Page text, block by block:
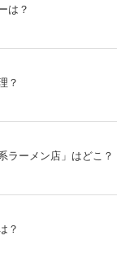
は？
？
ラーメン店」はどこ？
？